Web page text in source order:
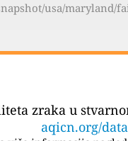
usa/maryland/
zraka u
aqicn.org/